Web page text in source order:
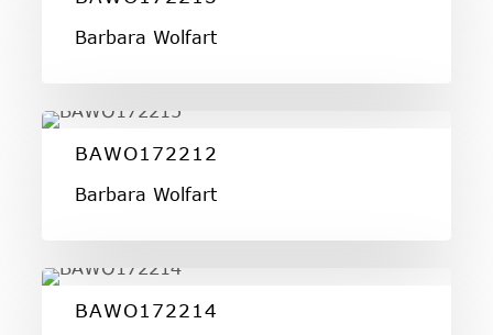
Barbara Wolfart
BAWO172212
BAWO172212
Barbara Wolfart
BAWO172214
BAWO172214